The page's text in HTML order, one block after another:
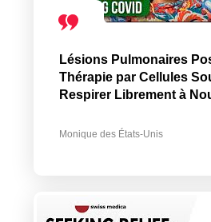
Lésions Pulmonaires
Thérapie par Cellules
Respirer Librement à
Monique des États-Unis